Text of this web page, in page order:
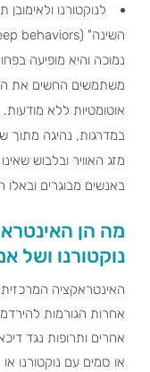
לנוקטורנו
משתמשים החשים את
אוטומטיות ללא
במדרגות, נהיגה מתוך
מזג האוויר ובלבוש
באנשים מבוגרים ובאלו
מה הן
נוקטורנו ושל
האינטראקציה
אחרות הגורמות
אחרים ותרופות נגד
או סמים עם נוקטורנו